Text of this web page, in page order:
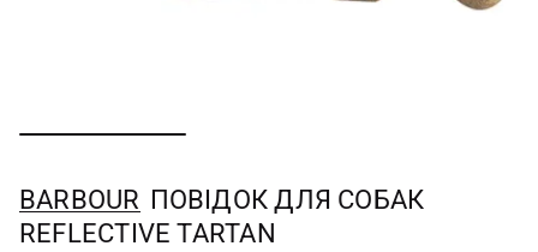
BARBOUR ПОВІДОК ДЛЯ СОБАК
REFLECTIVE TARTAN